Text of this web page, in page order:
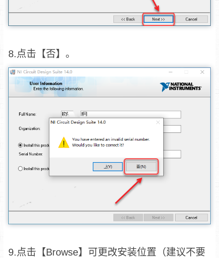
8.点击【否】。
9.点击【Browse】可更改安装位置（建议不要